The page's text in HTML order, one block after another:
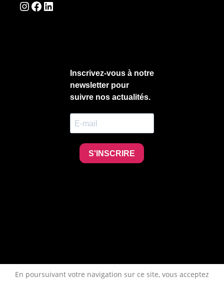
Instagram
Facebook
LinkedIn
En poursuivant votre navigation sur ce site, vous acceptez